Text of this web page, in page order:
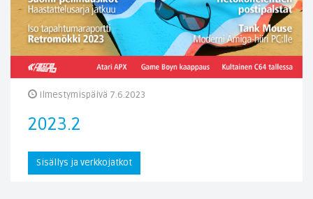
Ilmestymispäivä 7.6.2023
2023.2
Sisällys ja verkkojatkot